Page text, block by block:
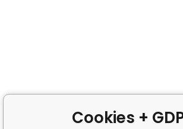
Cookies +